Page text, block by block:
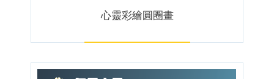
心靈彩繪圓圈畫